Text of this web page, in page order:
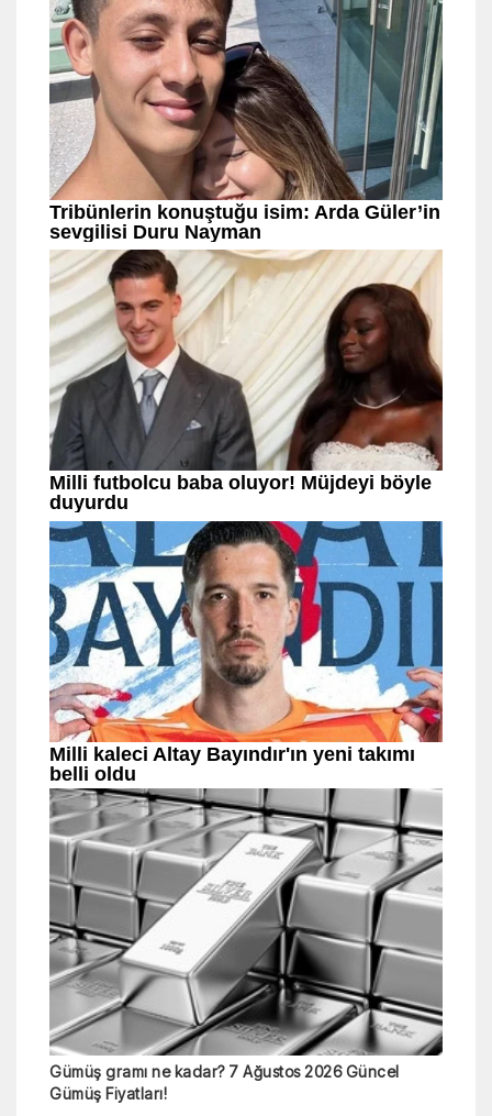
Gümüş gramı ne kadar? 7 Ağustos 2026 Güncel
Gümüş Fiyatları!